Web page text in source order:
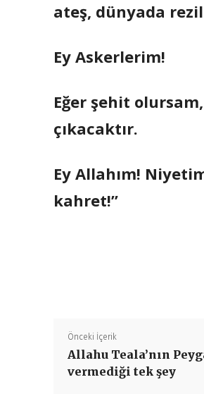
ateş, dünyada
Ey Askerlerim!
Eğer şehit
çıkacaktır.
Ey Allahım!
kahret!”
Önceki İçerik
Allahu Teala’nın
vermediği tek şey